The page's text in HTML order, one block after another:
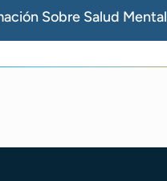
Sobre Salud Mental